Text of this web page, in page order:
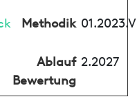
Methodik
Ablauf
Bewertung
2.2027